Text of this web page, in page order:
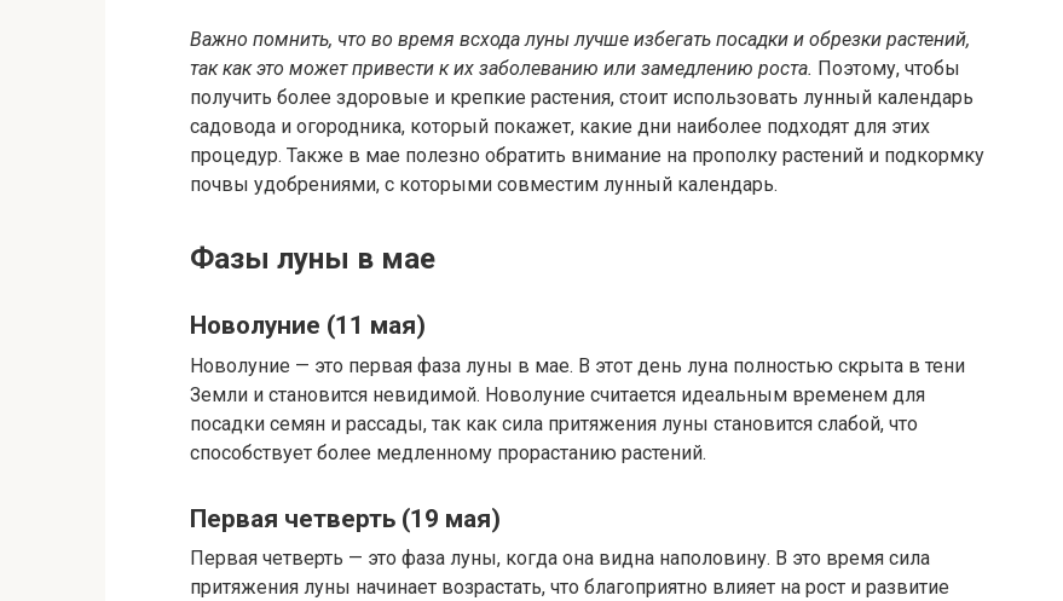
Важно помнить, что во время всхода луны лучше избегать посадки и обрезки растений,
так как это может привести к их заболеванию или замедлению роста. Поэтому, чтобы
получить более здоровые и крепкие растения, стоит использовать лунный календарь
садовода и огородника, который покажет, какие дни наиболее подходят для этих
процедур. Также в мае полезно обратить внимание на прополку растений и подкормку
почвы удобрениями, с которыми совместим лунный календарь.
Фазы луны в мае
Новолуние (11 мая)
Новолуние — это первая фаза луны в мае. В этот день луна полностью скрыта в тени
Земли и становится невидимой. Новолуние считается идеальным временем для
посадки семян и рассады, так как сила притяжения луны становится слабой, что
способствует более медленному прорастанию растений.
Первая четверть (19 мая)
Первая четверть — это фаза луны, когда она видна наполовину. В это время сила
притяжения луны начинает возрастать, что благоприятно влияет на рост и развитие